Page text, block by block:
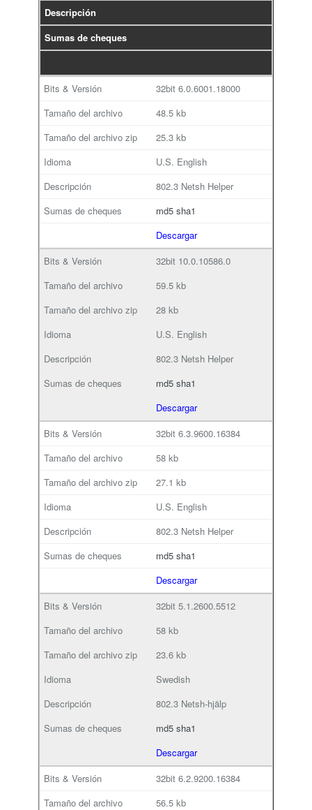
Descripción
Sumas de cheques
32bit 6.0.6001.18000
48.5 kb
25.3 kb
U.S. English
802.3 Netsh Helper
md5 sha1
Descargar
32bit 10.0.10586.0
59.5 kb
28 kb
U.S. English
802.3 Netsh Helper
md5 sha1
Descargar
32bit 6.3.9600.16384
58 kb
27.1 kb
U.S. English
802.3 Netsh Helper
md5 sha1
Descargar
32bit 5.1.2600.5512
58 kb
23.6 kb
Swedish
802.3 Netsh-hjälp
md5 sha1
Descargar
32bit 6.2.9200.16384
56.5 kb